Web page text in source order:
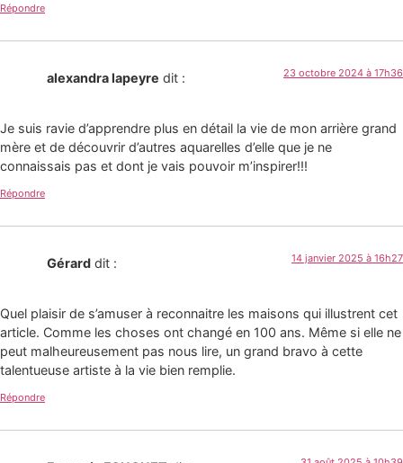
Répondre
alexandra lapeyre dit : 23 octobre 2024 à 17h36
Je suis ravie d’apprendre plus en détail la vie de mon arrière grand
mère et de découvrir d’autres aquarelles d’elle que je ne
connaissais pas et dont je vais pouvoir m’inspirer!!!
Répondre
Gérard dit : 14 janvier 2025 à 16h27
Quel plaisir de s’amuser à reconnaitre les maisons qui illustrent cet
article. Comme les choses ont changé en 100 ans. Même si elle ne
peut malheureusement pas nous lire, un grand bravo à cette
talentueuse artiste à la vie bien remplie.
Répondre